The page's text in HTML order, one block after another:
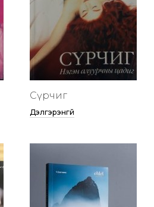
Сүрчиг
Дэлгэрэнгүй